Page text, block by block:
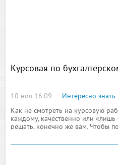
Курсовая по
10 ноя 16:09
Интересно знать
Как не смотреть на курсовую
каждому, качественно или
решать, конечно же вам. Чтобы
заказать ее в образовательном